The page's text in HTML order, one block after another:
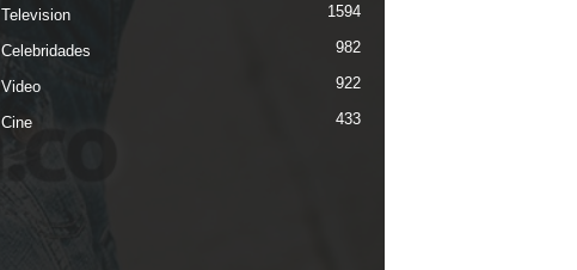
Television 1594
Celebridades 982
Video 922
Cine 433